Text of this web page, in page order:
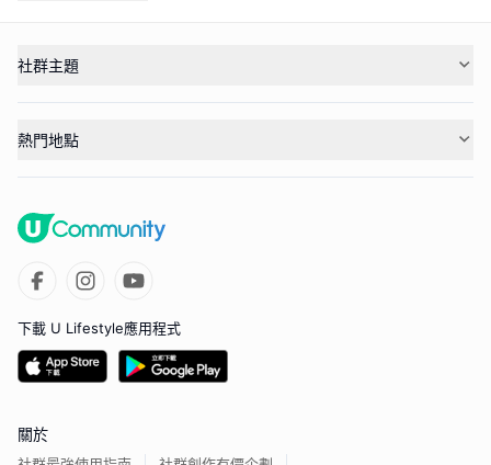
社群主題
熱門地點
下載 U Lifestyle應用程式
關於